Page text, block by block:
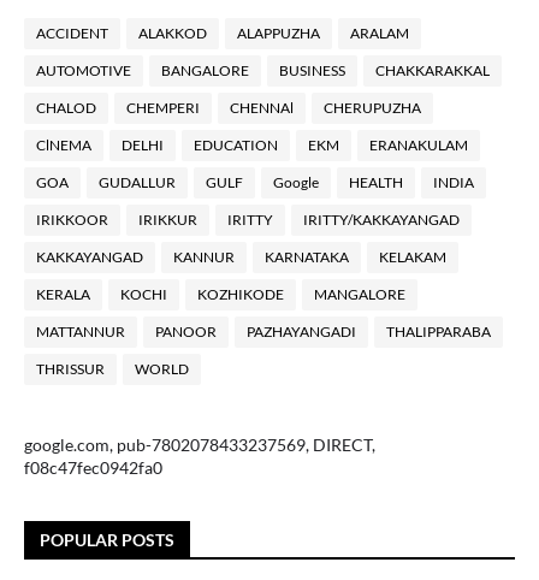
ACCIDENT ALAKKOD ALAPPUZHA ARALAM
AUTOMOTIVE BANGALORE BUSINESS CHAKKARAKKAL
CHALOD CHEMPERI CHENNAl CHERUPUZHA
ClNEMA DELHI EDUCATION EKM ERANAKULAM
GOA GUDALLUR GULF Google HEALTH INDIA
IRIKKOOR IRIKKUR IRITTY IRITTY/KAKKAYANGAD
KAKKAYANGAD KANNUR KARNATAKA KELAKAM
KERALA KOCHI KOZHIKODE MANGALORE
MATTANNUR PANOOR PAZHAYANGADI THALIPPARABA
THRISSUR WORLD
google.com, pub-7802078433237569, DIRECT,
f08c47fec0942fa0
POPULAR POSTS